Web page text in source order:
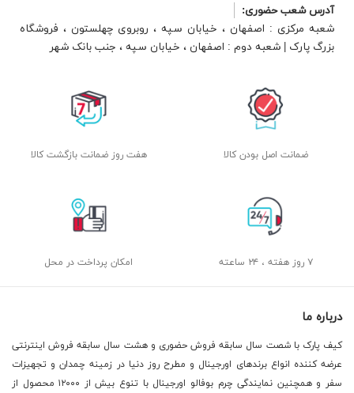
آدرس شعب حضوری:
شعبه مرکزی : اصفهان ، خیابان سپه ، روبروی چهلستون ، فروشگاه
بزرگ پارک | شعبه دوم : اصفهان ، خیابان سپه ، جنب بانک شهر
ضمانت اصل بودن کالا هفت روز ضمانت بازگشت کالا
۷ روز هفته ، ۲۴ ساعته امکان پرداخت در محل
درباره ما
کیف پارک با شصت سال سابقه فروش حضوری و هشت سال سابقه فروش اینترنتی
عرضه کننده انواع برندهای اورجینال و مطرح روز دنیا در زمینه چمدان و تجهیزات
سفر و همچنین نمایندگی چرم بوفالو اورجینال با تنوع بیش از ۱۲۰۰۰ محصول از